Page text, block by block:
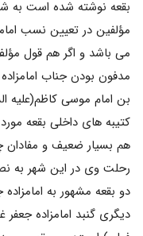
بقعه نوشته شده است به
مؤلفین در تعیین نسب
مى باشد و اگر هم قول
مدفون بودن جناب
بن امام موسى کاظم(علیه
کتیبه هاى داخلى بقعه
هم بسیار ضعیف و
رحلت وى در این شهر به
دو بقعه مشهور به
دیگرى گنبد امامزاده